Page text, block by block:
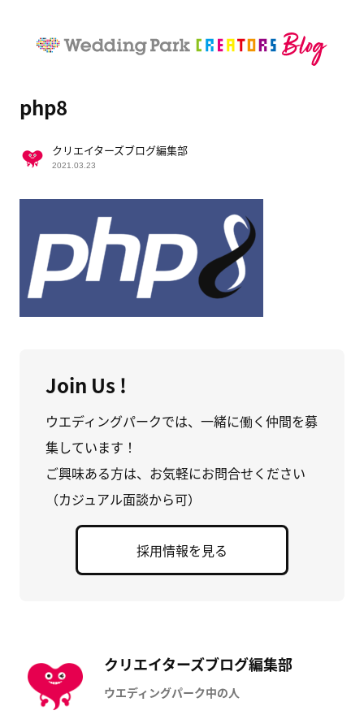
php8
クリエイターズブログ編集部
2021.03.23
Join Us !
ウエディングパークでは、一緒に働く仲間を募
集しています！
ご興味ある方は、お気軽にお問合せください
（カジュアル面談から可）
採用情報を見る
クリエイターズブログ編集部
ウエディングパーク中の人